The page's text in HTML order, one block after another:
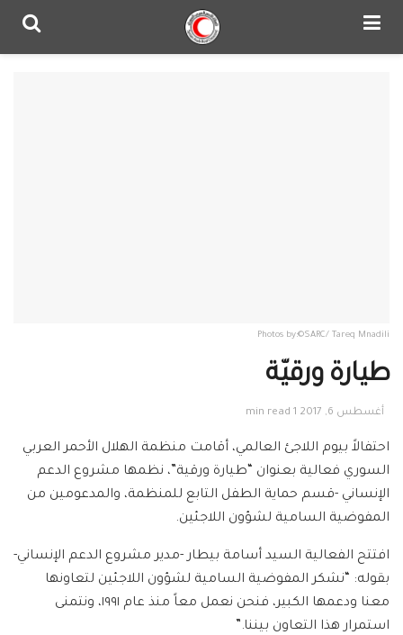
Photos by:©SARC/ Tareq Mnadili
طيارة ورقيّة
أغسطس 6, 2017 1 min read
احتفالاً بيوم اللاجئ العالمي، أقامت منظمة الهلال الأحمر العربي
السوري فعالية بعنوان “طيارة ورقية”، نظمها مشروع الدعم
الإنساني -قسم حماية الطفل التابع للمنظمة، والمدعومين من
المفوضية السامية لشؤون اللاجئين.
افتتح الفعالية السيد أسامة بيطار -مدير مشروع الدعم الإنساني-
بقوله: “نشكر المفوضية السامية لشؤون اللاجئين لتعاونها
معنا ودعمها الكبير، فنحن نعمل معاً منذ عام ١٩٩١، ونتمنى
استمرار هذا التعاون بيننا.”